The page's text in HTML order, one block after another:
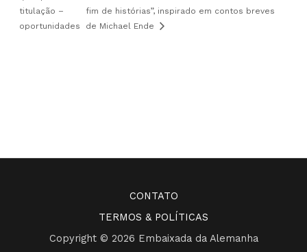
titulação –
oportunidades
fim de histórias”, inspirado em contos breves
de Michael Ende
CONTATO
TERMOS & POLÍTICAS
Copyright © 2026 Embaixada da Alemanha